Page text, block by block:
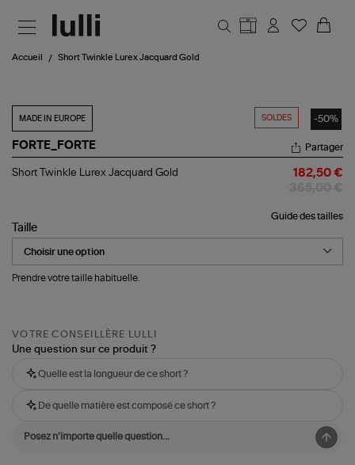
Accueil Short Twinkle Lurex Jacquard Gold
SOLDES -50%
MADE IN EUROPE
FORTE_FORTE
Short
Gold
Partager
Short Twinkle Lurex Jacquard Gold 182,50 €
Guide des tailles
Taille
Prendre votre taille habituelle.
VOTRE CONSEILLÈRE LULLI
Une question sur ce produit ?
Quelle est la longueur de ce short ?
De quelle matière est composé ce short ?